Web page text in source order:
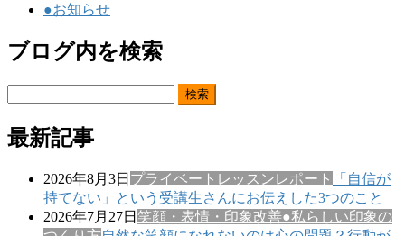
●お知らせ
ブログ内を検索
最新記事
2026年8月3日 プライベートレッスンレポート
「自信が
持てない」という受講生さんにお伝えした3つのこと
2026年7月27日 笑顔・表情・印象改善●私らしい印象の